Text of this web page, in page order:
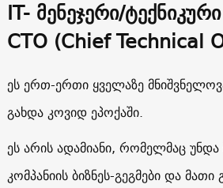
IT- მენეჯერი/ტექნიკური
CTO (Chief Technical
ეს ერთ-ერთი ყველაზე
გახდა კოვიდ ეპოქაში.
ეს არის ადამიანი, რომელმაც
კომპანიის ბიზნეს-გეგმები და